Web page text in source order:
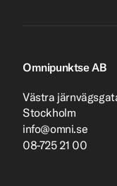
Omnipunktse AB
Västra
Stockholm
info@omni.se
08-725 21 00